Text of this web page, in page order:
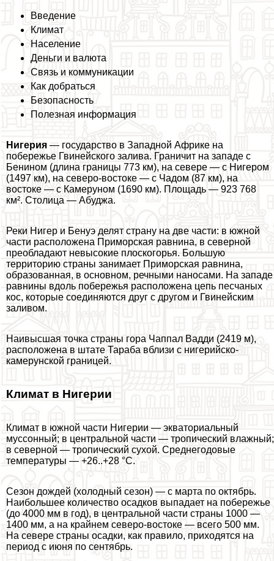
Введение
Климат
Население
Деньги и валюта
Связь и коммуникации
Как добраться
Безопасность
Полезная информация
Нигерия — государство в Западной Африке на
побережье Гвинейского залива. Граничит на западе с
Бенином (длина границы 773 км), на севере — с Нигером
(1497 км), на северо-востоке — с Чадом (87 км), на
востоке — с Камеруном (1690 км). Площадь — 923 768
км². Столица — Абуджа.
Реки Нигер и Бенуэ делят страну на две части: в южной
части расположена Приморская равнина, в северной
преобладают невысокие плоскогорья. Большую
территорию страны занимает Приморская равнина,
образованная, в основном, речными наносами. На западе
равнины вдоль побережья расположена цепь песчаных
кос, которые соединяются друг с другом и Гвинейским
заливом.
Наивысшая точка страны гора Чаппал Вадди (2419 м),
расположена в штате Таpaба вблизи с нигерийско-
камерунской границей.
Климат в Нигерии
Климат в южной части Нигерии — экваториальный
муссонный; в центральной части — тропический влажный;
в северной — тропический сухой. Среднегодовые
температуры — +26..+28 °C.
Сезон дождей (холодный сезон) — с марта по октябрь.
Наибольшее количество осадков выпадает на побережье
(до 4000 мм в год), в центральной части страны 1000 —
1400 мм, а на крайнем северо-востоке — всего 500 мм.
На севере страны осадки, как правило, приходятся на
период с июня по сентябрь.